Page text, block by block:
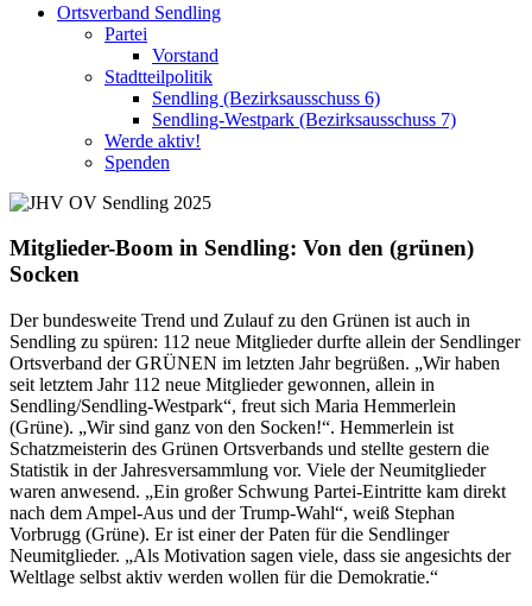
Ortsverband Sendling
Partei
Vorstand
Stadtteilpolitik
Sendling (Bezirksausschuss 6)
Sendling-Westpark (Bezirksausschuss 7)
Werde aktiv!
Spenden
Mitglieder-Boom in Sendling: Von den (grünen)
Socken
Der bundesweite Trend und Zulauf zu den Grünen ist auch in
Sendling zu spüren: 112 neue Mitglieder durfte allein der Sendlinger
Ortsverband der GRÜNEN im letzten Jahr begrüßen. „Wir haben
seit letztem Jahr 112 neue Mitglieder gewonnen, allein in
Sendling/Sendling-Westpark“, freut sich Maria Hemmerlein
(Grüne). „Wir sind ganz von den Socken!“. Hemmerlein ist
Schatzmeisterin des Grünen Ortsverbands und stellte gestern die
Statistik in der Jahresversammlung vor. Viele der Neumitglieder
waren anwesend. „Ein großer Schwung Partei-Eintritte kam direkt
nach dem Ampel-Aus und der Trump-Wahl“, weiß Stephan
Vorbrugg (Grüne). Er ist einer der Paten für die Sendlinger
Neumitglieder. „Als Motivation sagen viele, dass sie angesichts der
Weltlage selbst aktiv werden wollen für die Demokratie.“